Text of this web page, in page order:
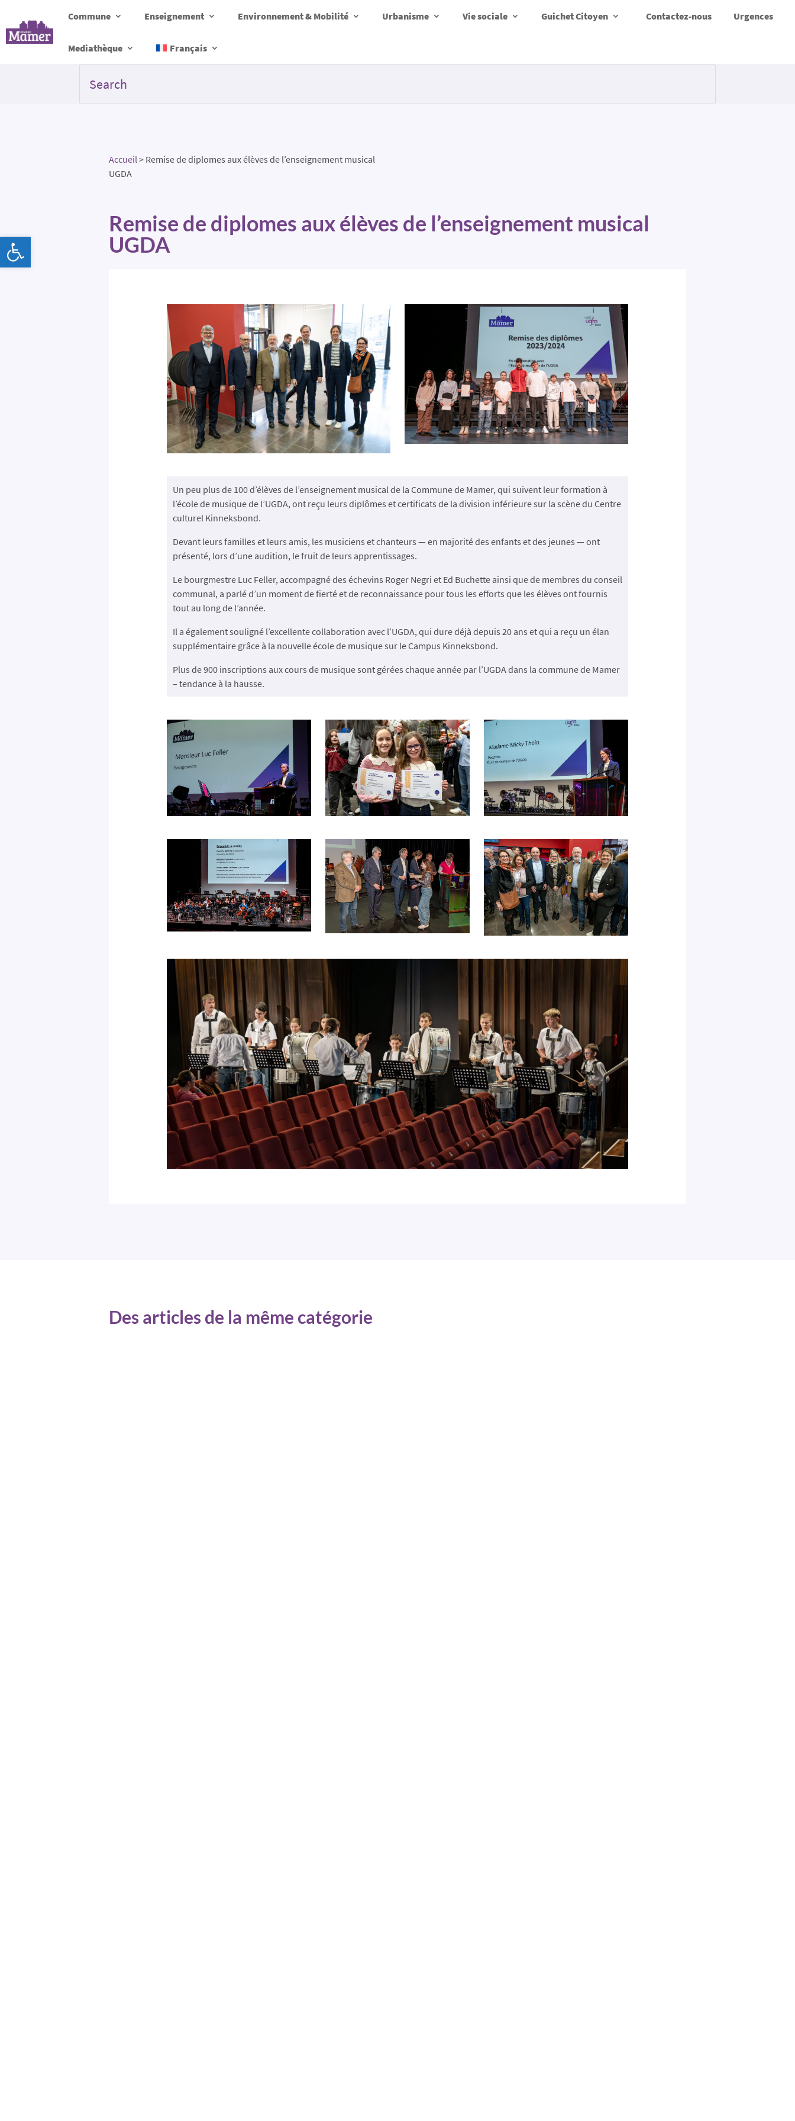
Commune Enseignement Environnement & Mobilité Urbanisme Vie sociale Guichet Citoyen Contactez-nous Urgences
Mediathèque Français
Accueil> Remise de diplomes aux élèves de l’enseignement musical
UGDA
Remise de diplomes aux élèves de l’enseignement musical
UGDA
Un peu plus de 100 d’élèves de l’enseignement musical de la Commune de Mamer, qui suivent leur formation à
l’école de musique de l’UGDA, ont reçu leurs diplômes et certificats de la division inférieure sur la scène du Centre
culturel Kinneksbond.
Devant leurs familles et leurs amis, les musiciens et chanteurs — en majorité des enfants et des jeunes — ont
présenté, lors d’une audition, le fruit de leurs apprentissages.
Le bourgmestre Luc Feller, accompagné des échevins Roger Negri et Ed Buchette ainsi que de membres du conseil
communal, a parlé d’un moment de fierté et de reconnaissance pour tous les efforts que les élèves ont fournis
tout au long de l’année.
Il a également souligné l’excellente collaboration avec l’UGDA, qui dure déjà depuis 20 ans et qui a reçu un élan
supplémentaire grâce à la nouvelle école de musique sur le Campus Kinneksbond.
Plus de 900 inscriptions aux cours de musique sont gérées chaque année par l’UGDA dans la commune de Mamer
– tendance à la hausse.
Des articles de la même catégorie
Ouvrir la barre d’outils